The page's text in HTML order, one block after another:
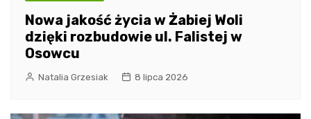
Nowa jakość życia w Żabiej Woli
dzięki rozbudowie ul. Falistej w
Osowcu
Natalia Grzesiak 8 lipca 2026